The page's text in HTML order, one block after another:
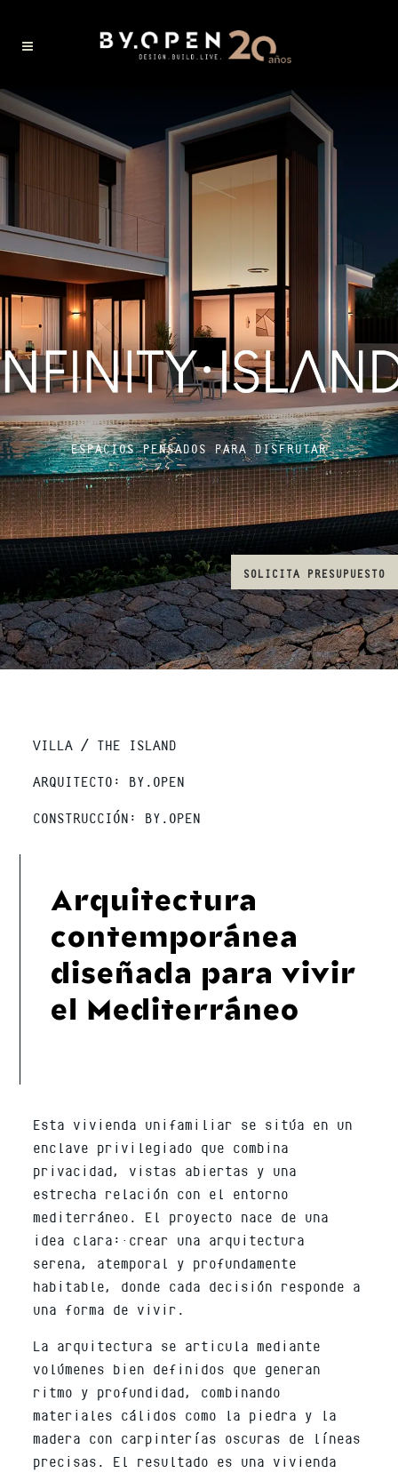
ESPACIOS PENSADOS PARA DISFRUTAR
SOLICITA PRESUPUESTO
VILLA / THE ISLAND
ARQUITECTO: BY.OPEN
CONSTRUCCIÓN: BY.OPEN
Arquitectura
contemporánea
diseñada para vivir
el Mediterráneo
Esta vivienda unifamiliar se sitúa en un
enclave privilegiado que combina
privacidad, vistas abiertas y una
estrecha relación con el entorno
mediterráneo. El proyecto nace de una
idea clara: crear una arquitectura
serena, atemporal y profundamente
habitable, donde cada decisión responde a
una forma de vivir.
La arquitectura se articula mediante
volúmenes bien definidos que generan
ritmo y profundidad, combinando
materiales cálidos como la piedra y la
madera con carpinterías oscuras de líneas
precisas. El resultado es una vivienda